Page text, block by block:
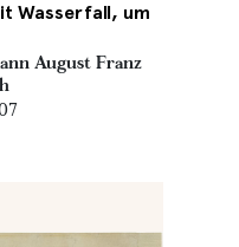
Wasserfall, um
August Franz